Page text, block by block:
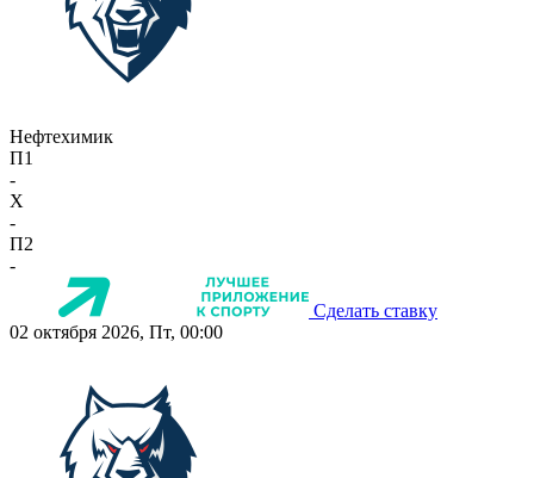
Нефтехимик
П1
-
X
-
П2
-
Сделать ставку
02 октября 2026, Пт, 00:00